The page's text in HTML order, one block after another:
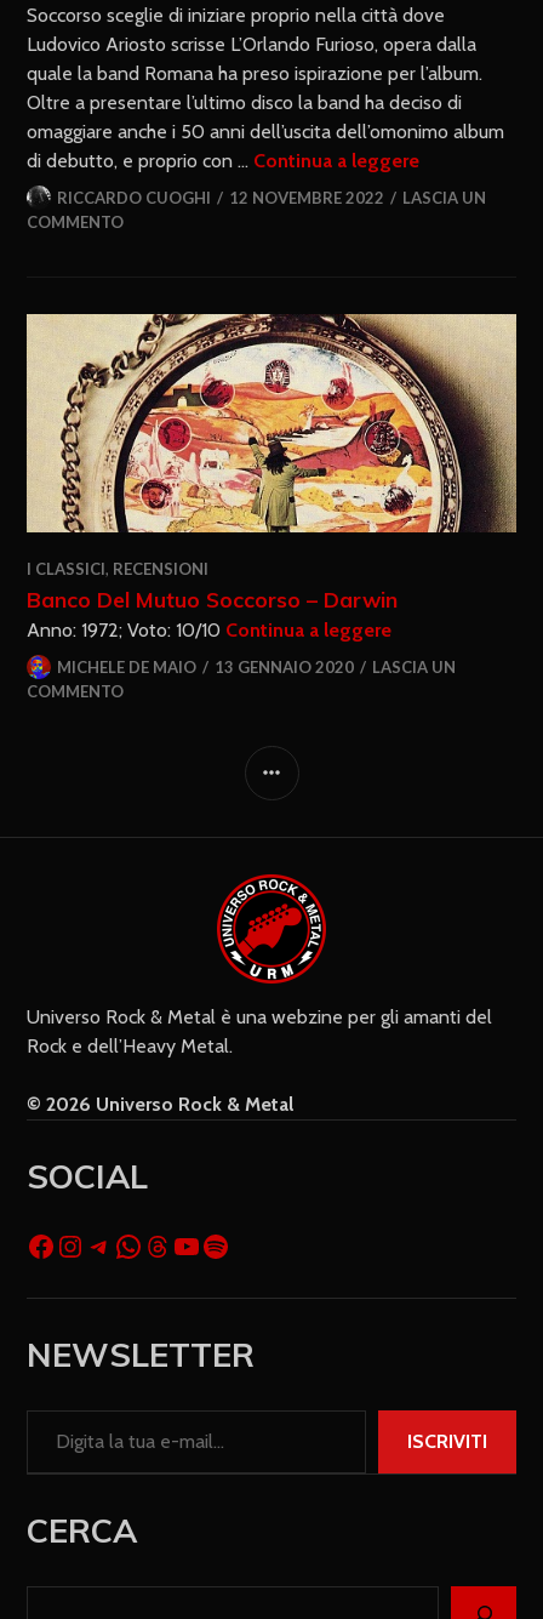
Soccorso sceglie di iniziare proprio nella città dove
Ludovico Ariosto scrisse L’Orlando Furioso, opera dalla
quale la band Romana ha preso ispirazione per l’album.
Oltre a presentare l’ultimo disco la band ha deciso di
omaggiare anche i 50 anni dell’uscita dell’omonimo album
di debutto, e proprio con … Continua a leggere
RICCARDO CUOGHI 12 NOVEMBRE 2022
LASCIA UN
COMMENTO
I CLASSICI, RECENSIONI
Banco Del Mutuo Soccorso – Darwin
Anno: 1972; Voto: 10/10 Continua a leggere
MICHELE DE MAIO 13 GENNAIO 2020
LASCIA UN
COMMENTO
Universo Rock & Metal è una webzine per gli amanti del
Rock e dell’Heavy Metal.
© 2026 Universo Rock & Metal
SOCIAL
NEWSLETTER
ISCRIVITI
CERCA